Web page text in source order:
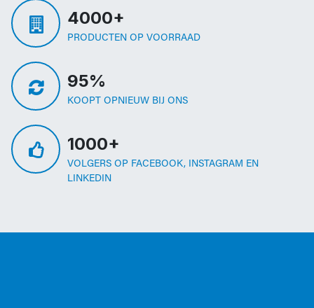
4000+
PRODUCTEN OP VOORRAAD
95%
KOOPT OPNIEUW BIJ ONS
1000+
VOLGERS OP FACEBOOK, INSTAGRAM EN
LINKEDIN